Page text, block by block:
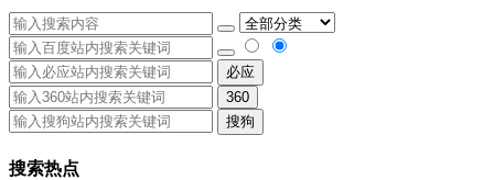
必应
360
搜狗
搜索热点